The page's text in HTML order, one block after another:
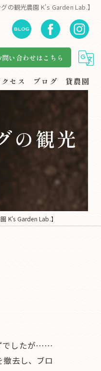
の観光農園 K's Garden Lab.】
問い合わせはこちら
セス ブログ 貸農園
の観光
K's Garden Lab.】
でしたが……
去し、ブロ